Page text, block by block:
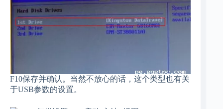
F10保存并确认。当然不放心的话，这个类型也有关
于USB参数的设置。